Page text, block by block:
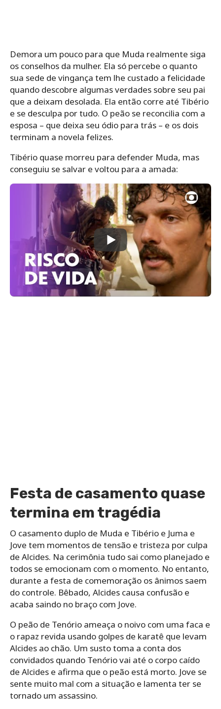
Demora um pouco para que Muda realmente siga
os conselhos da mulher. Ela só percebe o quanto
sua sede de vingança tem lhe custado a felicidade
quando descobre algumas verdades sobre seu pai
que a deixam desolada. Ela então corre até Tibério
e se desculpa por tudo. O peão se reconcilia com a
esposa – que deixa seu ódio para trás – e os dois
terminam a novela felizes.
Tibério quase morreu para defender Muda, mas
conseguiu se salvar e voltou para a amada:
Festa de casamento quase
termina em tragédia
O casamento duplo de Muda e Tibério e Juma e
Jove tem momentos de tensão e tristeza por culpa
de Alcides. Na cerimônia tudo sai como planejado e
todos se emocionam com o momento. No entanto,
durante a festa de comemoração os ânimos saem
do controle. Bêbado, Alcides causa confusão e
acaba saindo no braço com Jove.
O peão de Tenório ameaça o noivo com uma faca e
o rapaz revida usando golpes de karatê que levam
Alcides ao chão. Um susto toma a conta dos
convidados quando Tenório vai até o corpo caído
de Alcides e afirma que o peão está morto. Jove se
sente muito mal com a situação e lamenta ter se
tornado um assassino.